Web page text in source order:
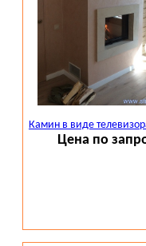
Камин в виде
Цена по